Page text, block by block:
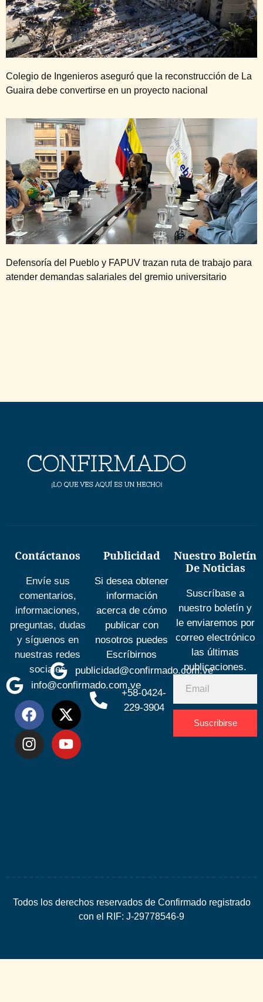
Colegio de Ingenieros aseguró que la reconstrucción de La
Guaira debe convertirse en un proyecto nacional
Defensoría del Pueblo y FAPUV trazan ruta de trabajo para
atender demandas salariales del gremio universitario
Contáctanos
Envíe sus
comentarios,
informaciones,
preguntas, dudas
y síguenos en
nuestras redes
sociales
info@confirmado.com.ve
Publicidad
Si desea obtener
información
acerca de cómo
publicar con
nosotros puedes
Escríbirnos
publicidad@confirmado.com.ve
+58-0424-
229-3904
Nuestro Boletín
De Noticias
Suscríbase a
nuestro boletín y
le enviaremos por
correo electrónico
las últimas
publicaciones.
Suscribirse
Todos los derechos reservados de Confirmado registrado
con el RIF: J-29778546-9